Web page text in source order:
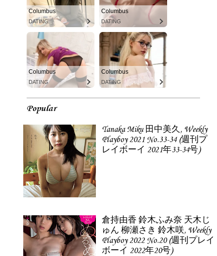
Columbus
DATING
Columbus
DATING
Columbus
DATING
Columbus
DATING
Popular
Tanaka Miku 田中美久, Weekly
Playboy 2021 No.33-34 (週刊プ
レイボーイ 2021年33-34号)
倉持由香 鈴木ふみ奈 天木じ
ゅん 柳瀬さき 鈴木咲, Weekly
Playboy 2022 No.20 (週刊プレイ
ボーイ 2022年20号)